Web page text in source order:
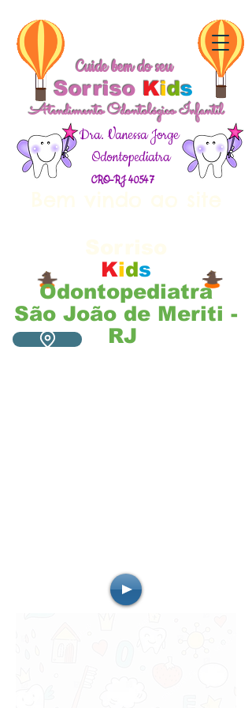
Cuide bem do seu
Sorriso Kids
Atendimento Odontológico Infantil
Dra. Vanessa Jorge
Odontopediatra
CRO-RJ 40547
Kids
Odontopediatra
São João de Meriti -
RJ